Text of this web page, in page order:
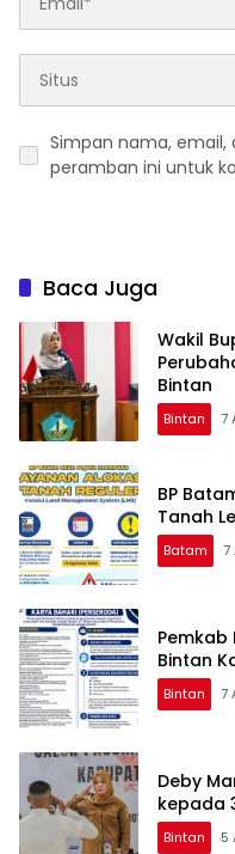
Simpan nama, email,
peramban ini untuk
Baca Juga
Wakil
Bintan
Bintan 7
BP
Tanah
Batam 7
Pemkab
Bintan
Bintan 7
Deby
kepada
Bintan 5